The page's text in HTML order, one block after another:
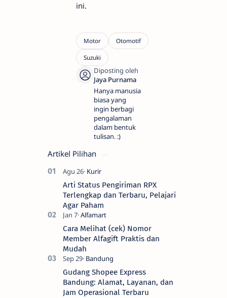
ini.
Hanya manusia
biasa yang
ingin berbagi
pengalaman
dalam bentuk
tulisan. :)
Artikel Pilihan
Arti Status Pengiriman RPX
Terlengkap dan Terbaru, Pelajari
Agar Paham
Cara Melihat (cek) Nomor
Member Alfagift Praktis dan
Mudah
Gudang Shopee Express
Bandung: Alamat, Layanan, dan
Jam Operasional Terbaru